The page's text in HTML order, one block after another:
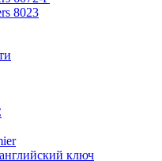
8023
ключ